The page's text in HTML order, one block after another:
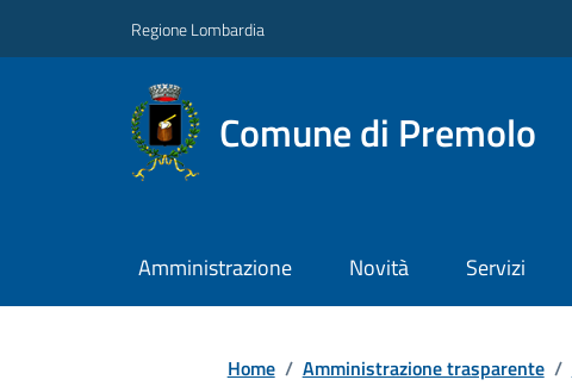
Regione Lombardia
Comune di Premolo
Amministrazione Novità Servizi
Home / Amministrazione trasparente /